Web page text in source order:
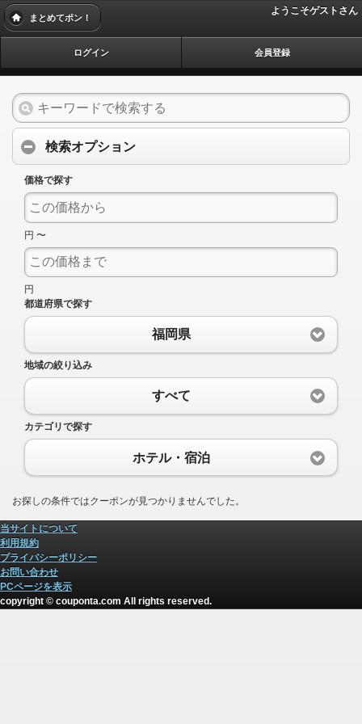
まとめてポン！
ようこそゲストさん
ログイン 会員登録
検索オプション
価格で探す
円 〜
円
都道府県で探す
福岡県
地域の絞り込み
すべて
カテゴリで探す
ホテル・宿泊
お探しの条件ではクーポンが見つかりませんでした。
当サイトについて
利用規約
プライバシーポリシー
お問い合わせ
PCページを表示
copyright © couponta.com All rights reserved.